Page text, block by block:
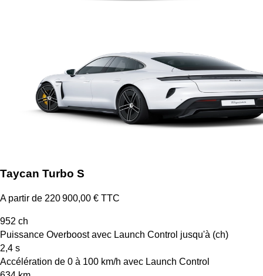
Taycan Turbo S
A partir de 220 900,00 € TTC
952 ch
Puissance Overboost avec Launch Control jusqu'à (ch)
2,4 s
Accélération de 0 à 100 km/h avec Launch Control